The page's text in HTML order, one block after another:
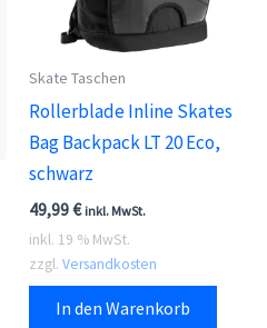
Skate Taschen
Rollerblade Inline Skates
Bag Backpack LT 20 Eco,
schwarz
49,99€ inkl. MwSt.
inkl. 19 % MwSt.
zzgl. Versandkosten
In den Warenkorb